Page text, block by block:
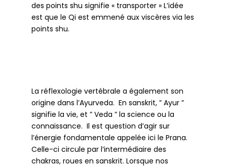
des points shu signifie « transporter » L’idée
est que le Qi est emmené aux viscères via les
points shu.
La réflexologie vertébrale a également son
origine dans l’Ayurveda. En sanskrit, ” Ayur ”
signifie la vie, et ” Veda ” la science ou la
connaissance. Il est question d’agir sur
l’énergie fondamentale appelée ici le Prana.
Celle-ci circule par l’intermédiaire des
chakras, roues en sanskrit. Lorsque nos